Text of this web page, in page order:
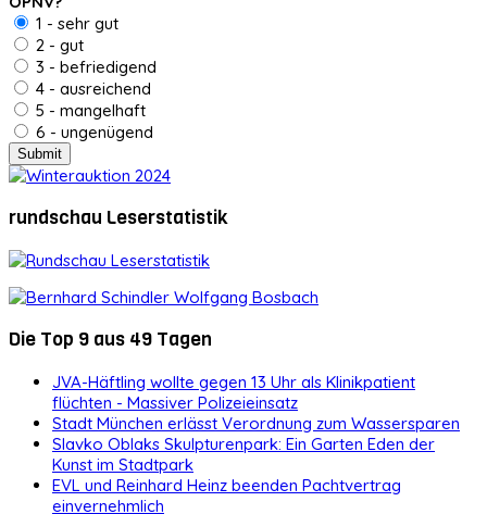
1 - sehr gut
2 - gut
3 - befriedigend
4 - ausreichend
5 - mangelhaft
6 - ungenügend
rundschau Leserstatistik
Die Top 9 aus 49 Tagen
JVA-Häftling wollte gegen 13 Uhr als Klinikpatient
flüchten - Massiver Polizeieinsatz
Stadt München erlässt Verordnung zum Wassersparen
Slavko Oblaks Skulpturenpark: Ein Garten Eden der
Kunst im Stadtpark
EVL und Reinhard Heinz beenden Pachtvertrag
einvernehmlich